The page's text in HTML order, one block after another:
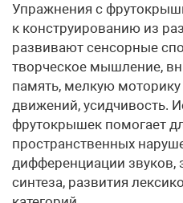
Упражнения с
к конструированию из
развивают сенсорные
творческое мышление,
память, мелкую
движений, усидчивость.
фрутокрышек помогает
пространственных
дифференциации звуков,
синтеза, развития